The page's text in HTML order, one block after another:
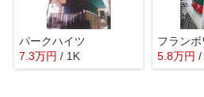
パークハイツ
7.3万円 / 1K
フラン
5.8万円 /